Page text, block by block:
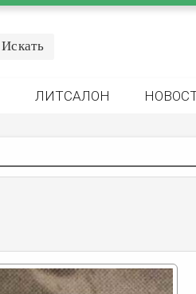
ЛИТСАЛОН